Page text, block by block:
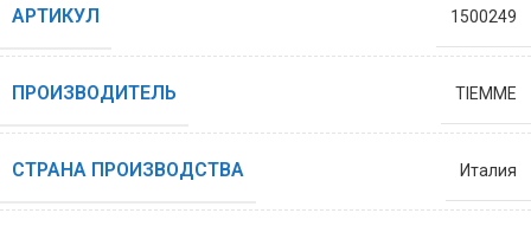
АРТИКУЛ 1500249
ПРОИЗВОДИТЕЛЬ TIEMME
СТРАНА ПРОИЗВОДСТВА Италия